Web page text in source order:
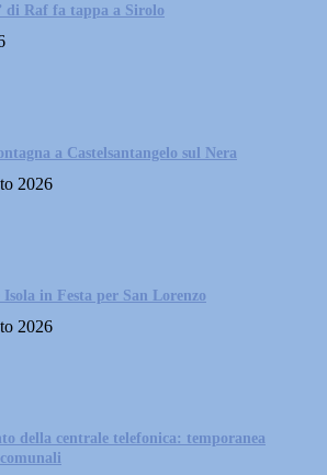
di Raf fa tappa a Sirolo
a Castelsantangelo sul Nera
2026
in Festa per San Lorenzo
2026
della centrale telefonica: temporanea